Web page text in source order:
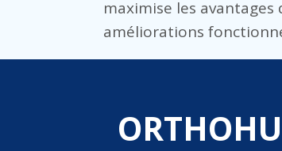
maximise les
améliorations